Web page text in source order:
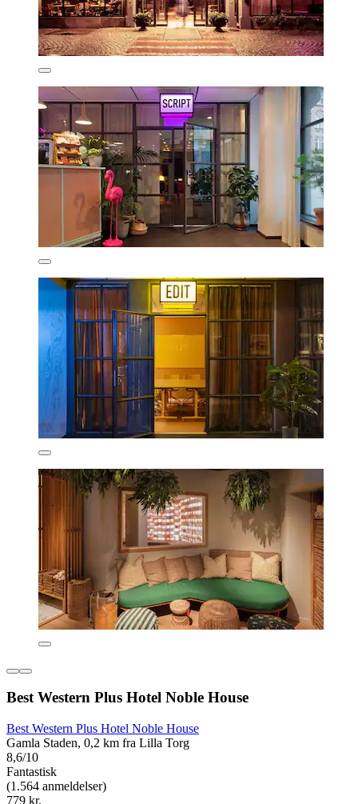
Best Western Plus Hotel Noble House
Best Western Plus Hotel Noble House
Gamla Staden, 0,2 km fra Lilla Torg
8,6/10
Fantastisk
(1.564 anmeldelser)
779 kr.